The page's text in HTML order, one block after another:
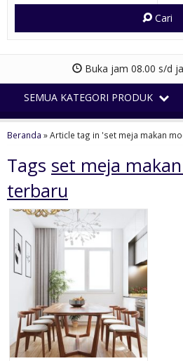
Cari
Buka jam 08.00 s/d
SEMUA KATEGORI PRODUK
Beranda »Article tag in 'set meja makan
Tags set meja
terbaru